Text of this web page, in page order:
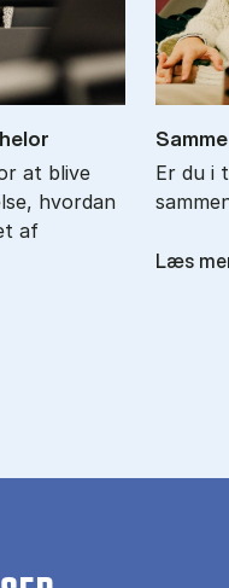
at blive
hvordan
af
Er du i
Læs